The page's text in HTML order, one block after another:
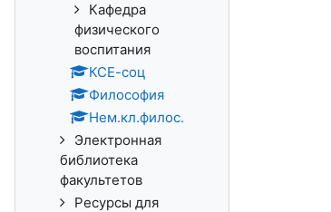
Кафедра
физического
воспитания
КСЕ-соц
Философия
Нем.кл.филос.
Электронная
библиотека
факультетов
Ресурсы для